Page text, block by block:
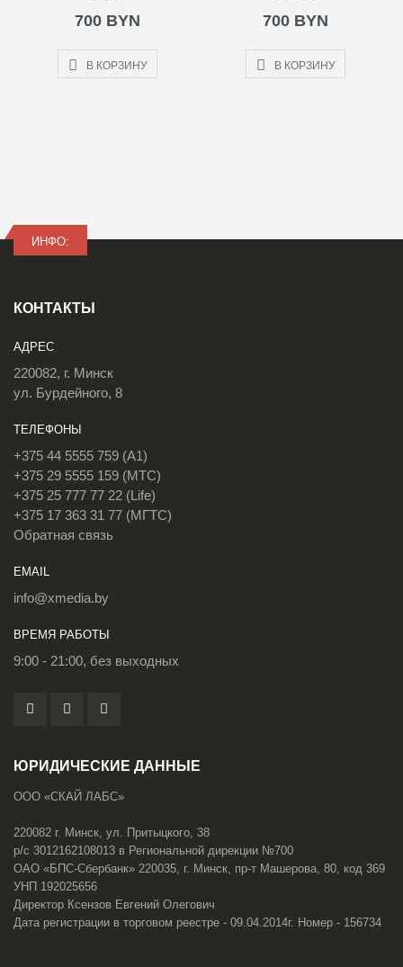
700 BYN
В КОРЗИНУ
700 BYN
В КОРЗИНУ
ИНФО:
КОНТАКТЫ
АДРЕС
220082, г. Минск
ул. Бурдейного, 8
ТЕЛЕФОНЫ
+375 44 5555 759 (A1)
+375 29 5555 159 (МТС)
+375 25 777 77 22 (Life)
+375 17 363 31 77 (МГТС)
Обратная связь
EMAIL
info@xmedia.by
ВРЕМЯ РАБОТЫ
9:00 - 21:00, без выходных
ЮРИДИЧЕСКИЕ ДАННЫЕ
ООО «СКАЙ ЛАБС»
220082 г. Минск, ул. Притыцкого, 38
р/с 3012162108013 в Региональной дирекции №700
ОАО «БПС-Сбербанк» 220035, г. Минск, пр-т Машерова, 80, код 369
УНП 192025656
Директор Ксензов Евгений Олегович
Дата регистрации в торговом реестре - 09.04.2014г. Номер - 156734